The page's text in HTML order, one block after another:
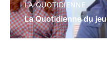
LA QUOTIDIENNE
La Quotidienne du